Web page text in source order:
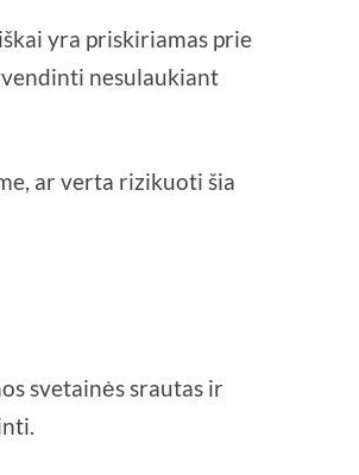
yra priskiriamas prie
nesulaukiant
ar verta rizikuoti šia
svetainės srautas ir